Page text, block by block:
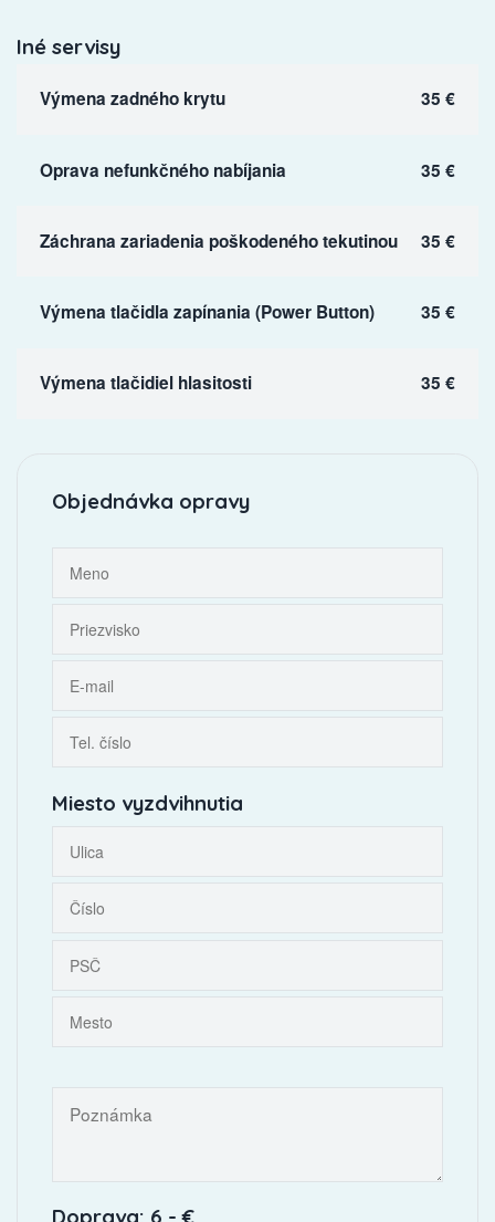
Iné servisy
Výmena zadného krytu 35 €
Oprava nefunkčného nabíjania 35 €
Záchrana zariadenia poškodeného tekutinou 35 €
Výmena tlačidla zapínania (Power Button) 35 €
Výmena tlačidiel hlasitosti 35 €
Objednávka opravy
Miesto vyzdvihnutia